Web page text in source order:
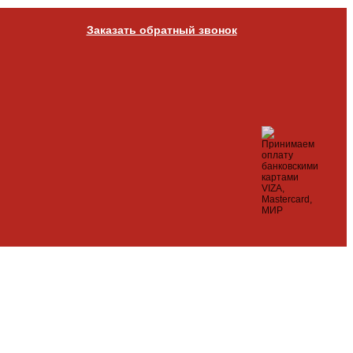
Заказать обратный звонок